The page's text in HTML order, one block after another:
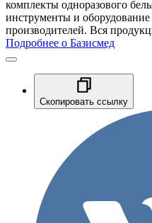
комплекты одноразового
инструменты и
производителей. Вся
Подробнее о Базисмед
Скопировать ссылку